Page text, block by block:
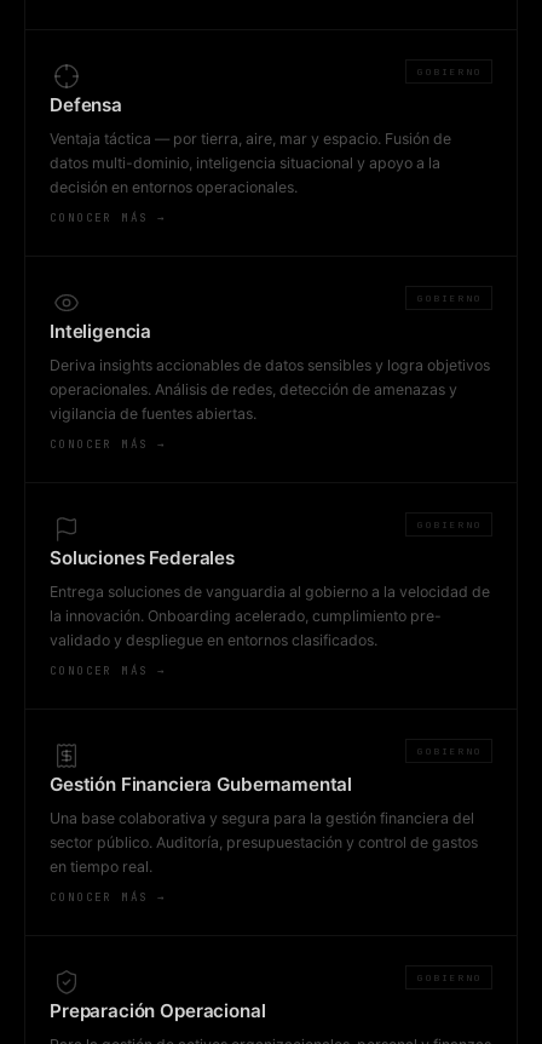
GOBIERNO
Defensa
Ventaja táctica — por tierra, aire, mar y espacio. Fusión de
datos multi-dominio, inteligencia situacional y apoyo a la
decisión en entornos operacionales.
CONOCER MÁS →
GOBIERNO
Inteligencia
Deriva insights accionables de datos sensibles y logra objetivos
operacionales. Análisis de redes, detección de amenazas y
vigilancia de fuentes abiertas.
CONOCER MÁS →
GOBIERNO
Soluciones Federales
Entrega soluciones de vanguardia al gobierno a la velocidad de
la innovación. Onboarding acelerado, cumplimiento pre-
validado y despliegue en entornos clasificados.
CONOCER MÁS →
GOBIERNO
Gestión Financiera Gubernamental
Una base colaborativa y segura para la gestión financiera del
sector público. Auditoría, presupuestación y control de gastos
en tiempo real.
CONOCER MÁS →
GOBIERNO
Preparación Operacional